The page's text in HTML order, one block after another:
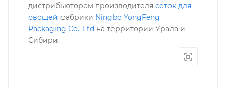
дистрибьютором производителя сеток для
овощей фабрики Ningbo YongFeng
Packaging Co., Ltd на территории Урала и
Сибири.